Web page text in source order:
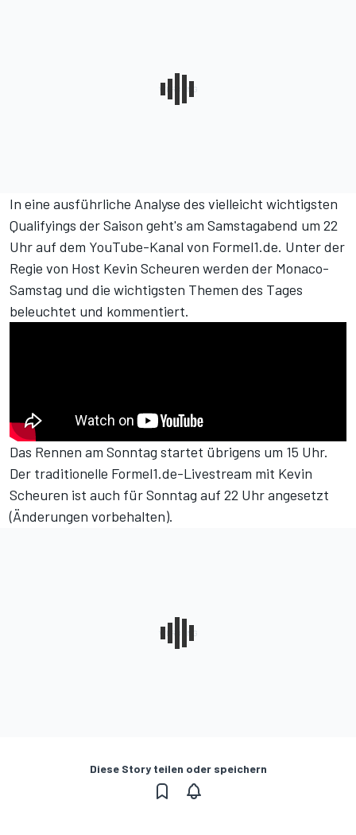
In eine ausführliche Analyse des vielleicht wichtigsten
Qualifyings der Saison geht's am Samstagabend um 22
Uhrauf dem YouTube-Kanal von Formel1.de. Unter der
Regie von Host Kevin Scheuren werden der Monaco-
Samstag und die wichtigsten Themen des Tages
beleuchtet und kommentiert.
Das Rennen am Sonntag startet übrigens um 15 Uhr.
Der traditionelle Formel1.de-Livestream mit Kevin
Scheuren ist auch für Sonntag auf 22 Uhr angesetzt
(Änderungen vorbehalten).
Diese Story teilen oder speichern